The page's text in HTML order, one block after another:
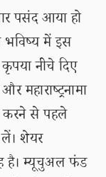
पसंद आया हो
में इस
नीचे दिए
महाराष्ट्रनामा
करने से पहले
शेयर
है। म्यूचुअल फंड